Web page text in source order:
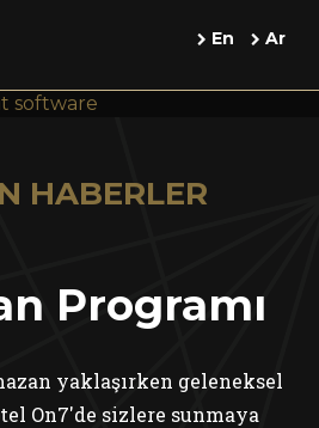
En Ar
software
HABERLER
Programı
yaklaşırken geleneksel
On7'de sizlere sunmaya